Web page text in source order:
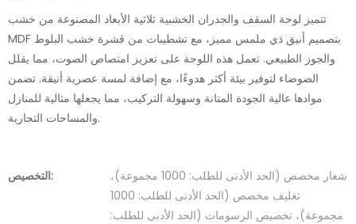
تتميز لوحة السقف والجدران الخشبية ثلاثية الأبعاد المصنوعة من خشب
MDF بتصميم أنيق ذي ملمس مميز، مع تشطيبات من قشرة خشب البلوط
والجوز الطبيعي. تعمل هذه اللوحة على تعزيز امتصاص الصوت، مما يقلل
الضوضاء لتوفير بيئة أكثر هدوءًا، مع إضافة لمسة عصرية أنيقة. تضمن
موادها عالية الجودة المتانة وسهولة التركيب، مما يجعلها مثالية للمنازل
والمساحات التجارية.
التخصيص:
شعار مخصص (الحد الأدنى للطلب: 1000 مجموعة)،
تغليف مخصص (الحد الأدنى للطلب: 1000
مجموعة)، تخصيص الرسومات (الحد الأدنى للطلب: